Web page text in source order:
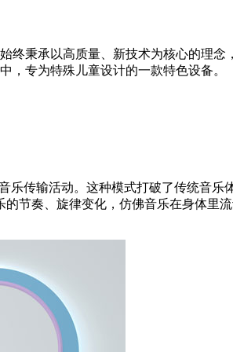
秉承以高质量、新技术为核心的理念
，专为特殊儿童设计的一款特色设备。
传输活动。这种模式打破了传统音
节奏、旋律变化，仿佛音乐在身体里